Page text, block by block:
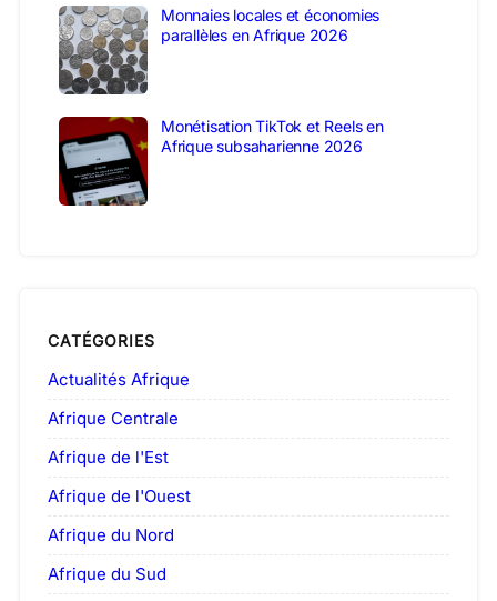
Monnaies locales et économies
parallèles en Afrique 2026
Monétisation TikTok et Reels en
Afrique subsaharienne 2026
CATÉGORIES
Actualités Afrique
Afrique Centrale
Afrique de l'Est
Afrique de l'Ouest
Afrique du Nord
Afrique du Sud